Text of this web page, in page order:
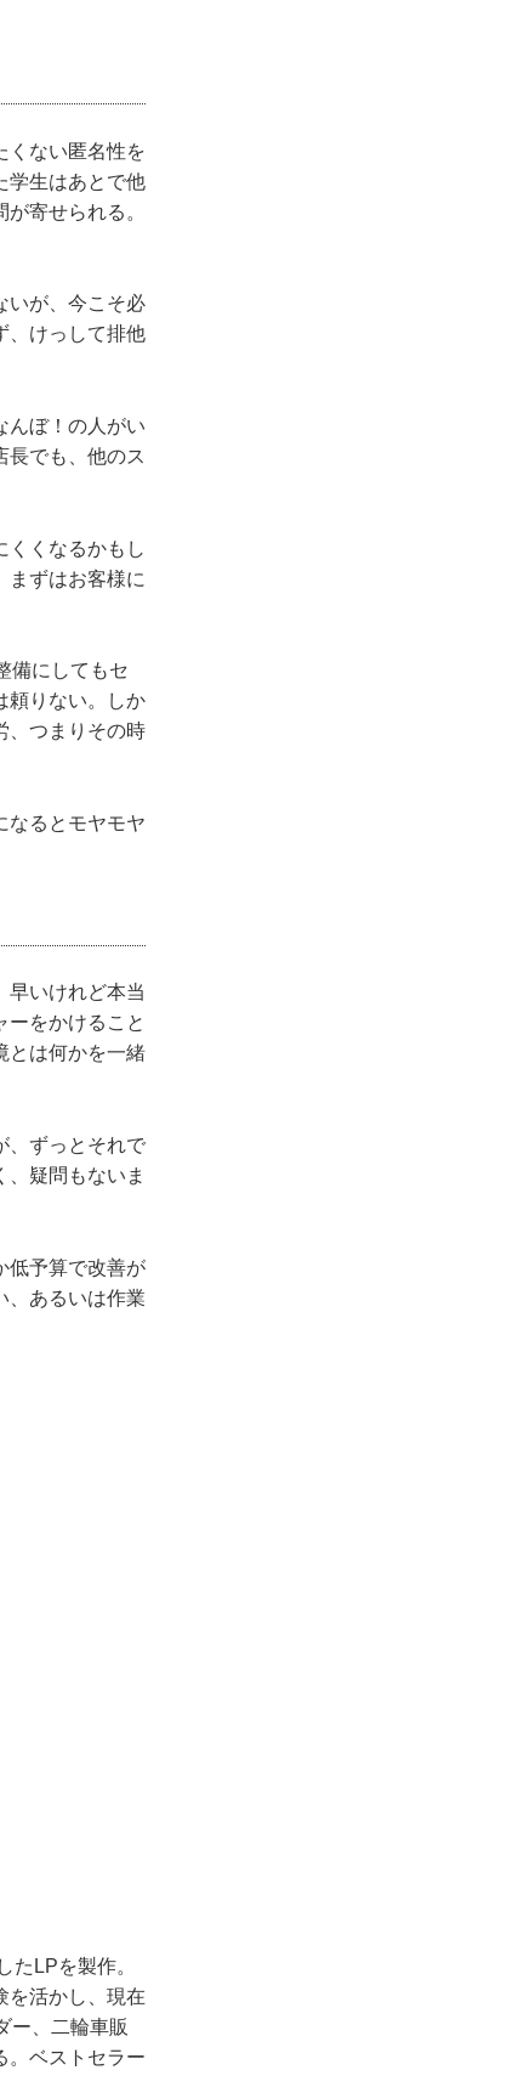
くない匿名性を
学生はあとで他
寄せられる。
いが、今こそ必
、けっして排他
んぼ！の人がい
長でも、他のス
くくなるかもし
まずはお客様に
備にしてもセ
頼りない。しか
、つまりその時
なるとモヤモヤ
早いけれど本当
ーをかけること
とは何かを一緒
、ずっとそれで
疑問もないま
低予算で改善が
、あるいは作業
たLPを製作。
を活かし、現在
ー、二輪車販
。ベストセラー